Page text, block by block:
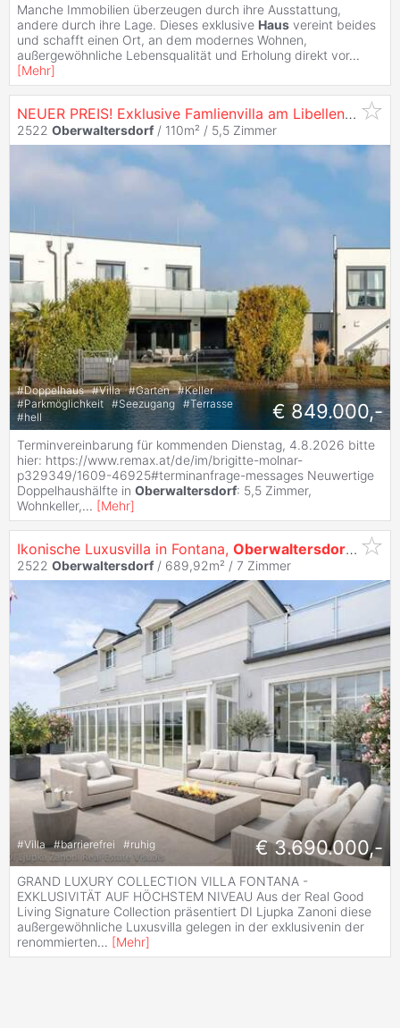
Manche Immobilien überzeugen durch ihre Ausstattung,
andere durch ihre Lage. Dieses exklusive Haus vereint beides
und schafft einen Ort, an dem modernes Wohnen,
außergewöhnliche Lebensqualität und Erholung direkt vor...
[Mehr]
NEUER PREIS! Exklusive Famlienvilla am Libellensee/
2522 Oberwaltersdorf / 110m² / 5,5 Zimmer
#Doppelhaus #Villa #Garten #Keller
#Parkmöglichkeit #Seezugang #Terrasse
#hell € 849.000,-
Terminvereinbarung für kommenden Dienstag, 4.8.2026 bitte
hier: https://www.remax.at/de/im/brigitte-molnar-
p329349/1609-46925#terminanfrage-messages Neuwertige
Doppelhaushälfte in Oberwaltersdorf: 5,5 Zimmer,
Wohnkeller,... [Mehr]
Ikonische Luxusvilla in Fontana, Oberwaltersdorf aus
2522 Oberwaltersdorf / 689,92m² / 7 Zimmer
#Villa #barrierefrei #ruhig € 3.690.000,-
GRAND LUXURY COLLECTION VILLA FONTANA -
EXKLUSIVITÄT AUF HÖCHSTEM NIVEAU Aus der Real Good
Living Signature Collection präsentiert DI Ljupka Zanoni diese
außergewöhnliche Luxusvilla gelegen in der exklusivenin der
renommierten... [Mehr]